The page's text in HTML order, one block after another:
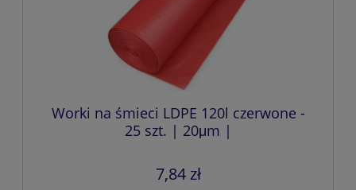
Worki na śmieci LDPE 120l czerwone -
25 szt. | 20μm |
7,84 zł